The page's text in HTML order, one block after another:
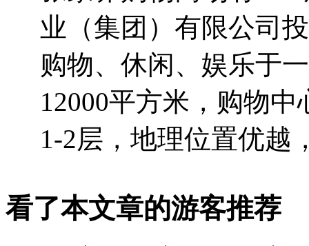
业（集团）有限公司
购物、休闲、娱乐于
12000平方米，购物
1-2层，地理位置优越
看了本文章的游客推荐